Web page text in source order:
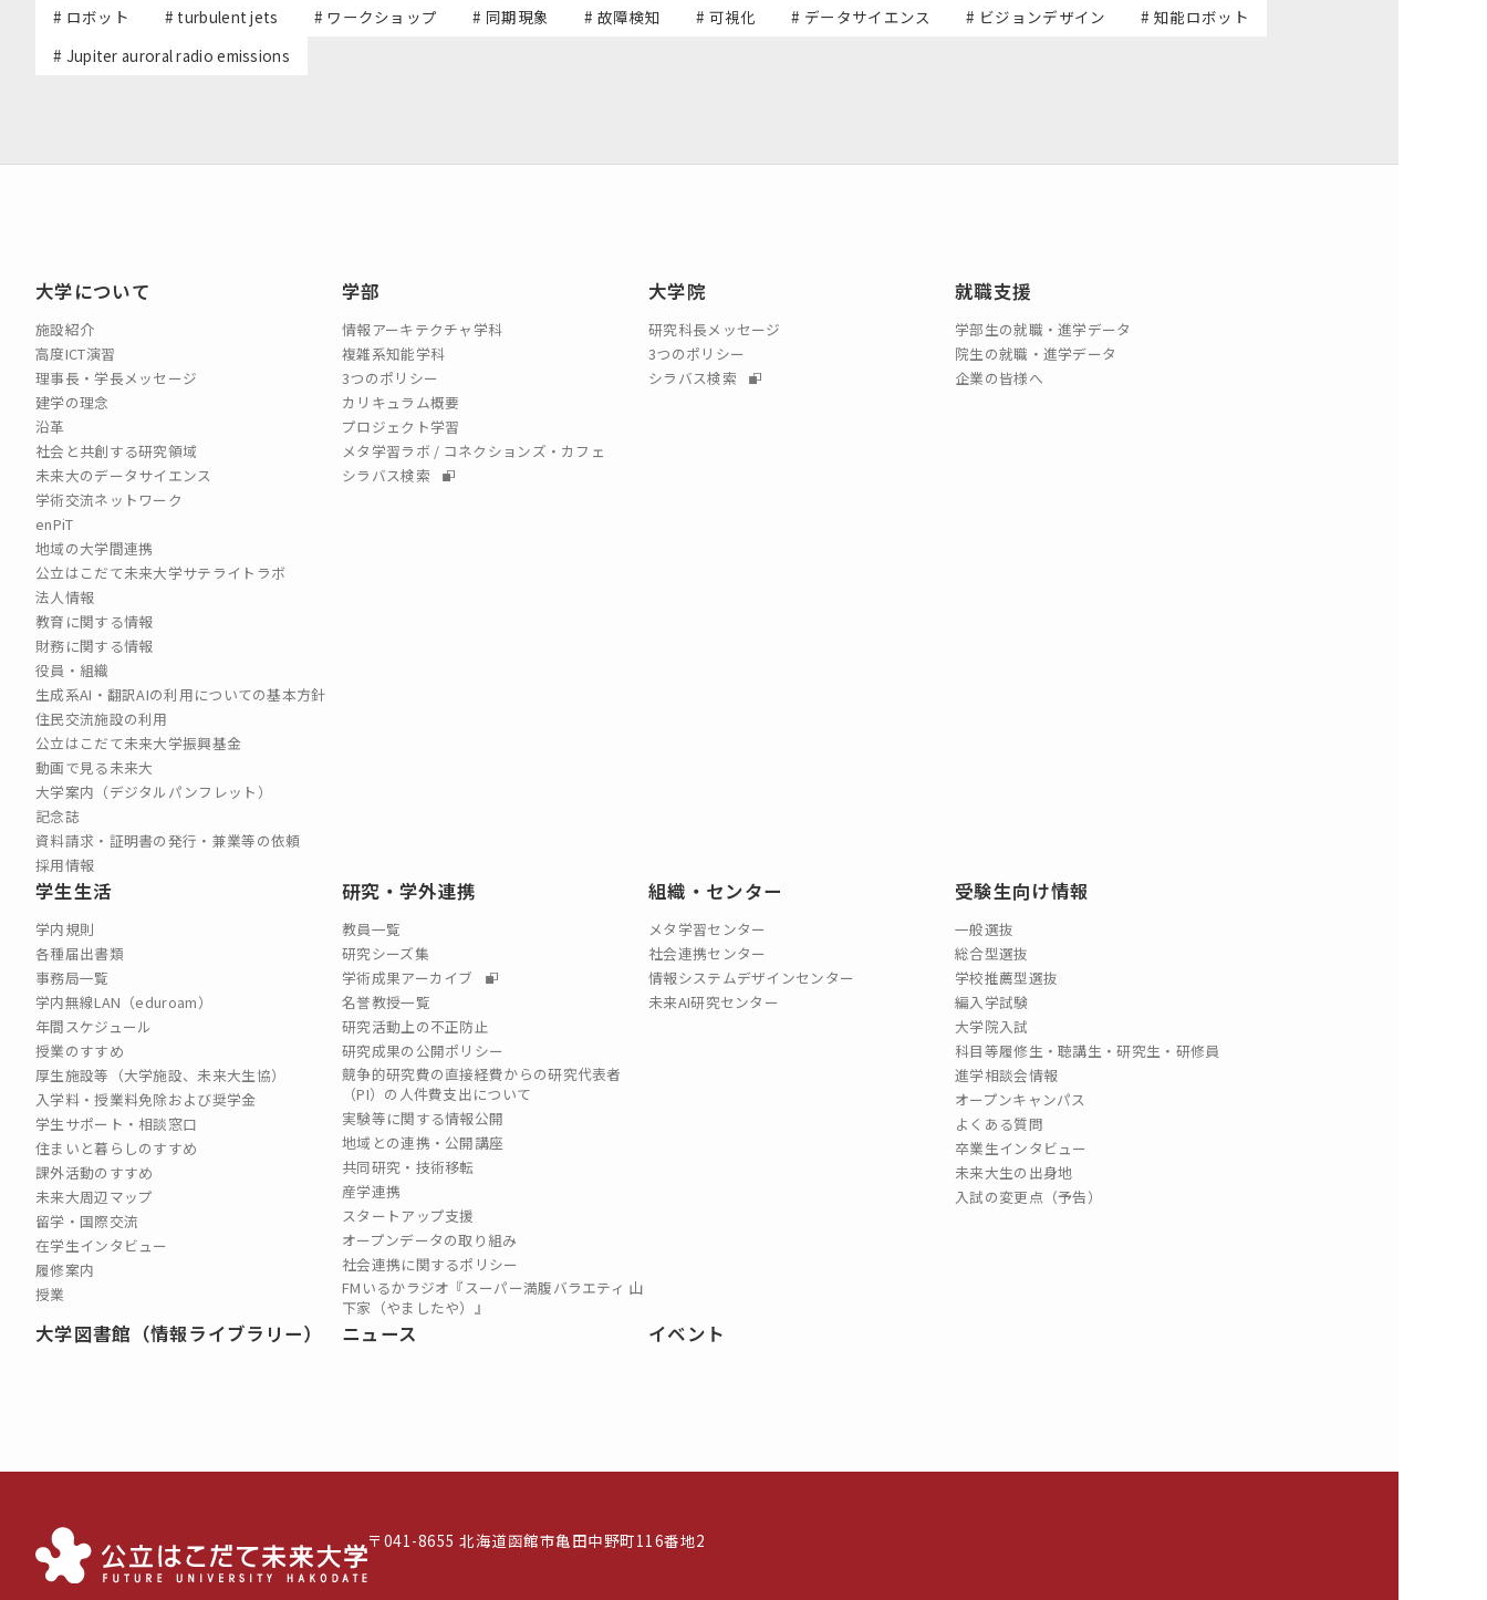
# ロボット
# turbulent jets # ワークショップ # 同期現象 # 故障検知 # 可視化 # データサイエンス # ビジョンデザイン
# 知能ロボット
# Jupiter auroral radio emissions
大学について
施設紹介
高度ICT演習
理事長・学長メッセージ
建学の理念
沿革
社会と共創する研究領域
未来大のデータサイエンス
学術交流ネットワーク
enPiT
地域の大学間連携
公立はこだて未来大学サテライトラボ
法人情報
教育に関する情報
財務に関する情報
役員・組織
生成系AI・翻訳AIの利用についての基本方針
住民交流施設の利用
公立はこだて未来大学振興基金
動画で見る未来大
大学案内（デジタルパンフレット）
記念誌
資料請求・証明書の発行・兼業等の依頼
採用情報
学部
情報アーキテクチャ学科
複雑系知能学科
3つのポリシー
カリキュラム概要
プロジェクト学習
メタ学習ラボ / コネクションズ・カフェ
シラバス検索
大学院
研究科長メッセージ
3つのポリシー
シラバス検索
就職支援
学部生の就職・進学データ
院生の就職・進学データ
企業の皆様へ
学生生活
学内規則
各種届出書類
事務局一覧
学内無線LAN（eduroam）
年間スケジュール
授業のすすめ
厚生施設等（大学施設、未来大生協）
入学料・授業料免除および奨学金
学生サポート・相談窓口
住まいと暮らしのすすめ
課外活動のすすめ
未来大周辺マップ
留学・国際交流
在学生インタビュー
履修案内
授業
研究・学外連携
教員一覧
研究シーズ集
学術成果アーカイブ
名誉教授一覧
研究活動上の不正防止
研究成果の公開ポリシー
競争的研究費の直接経費からの研究代表者
（PI）の⼈件費⽀出について
実験等に関する情報公開
地域との連携・公開講座
共同研究・技術移転
産学連携
スタートアップ支援
オープンデータの取り組み
社会連携に関するポリシー
FMいるかラジオ『スーパー満腹バラエティ 山
下家（やましたや）』
組織・センター
メタ学習センター
社会連携センター
情報システムデザインセンター
未来AI研究センター
受験生向け情報
一般選抜
総合型選抜
学校推薦型選抜
編入学試験
大学院入試
科目等履修生・聴講生・研究生・研修員
進学相談会情報
オープンキャンパス
よくある質問
卒業生インタビュー
未来大生の出身地
入試の変更点（予告）
大学図書館（情報ライブラリー） ニュース イベント
〒041-8655 北海道函館市亀田中野町116番地2